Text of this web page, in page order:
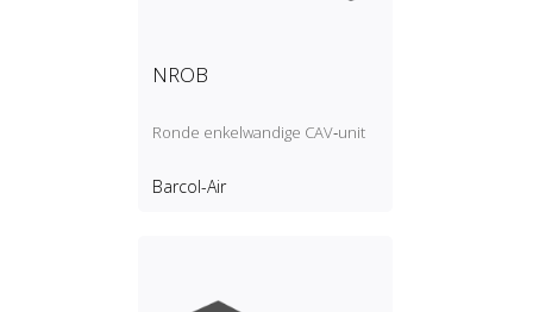
NROB
Ronde enkelwandige CAV‑unit
Barcol-Air